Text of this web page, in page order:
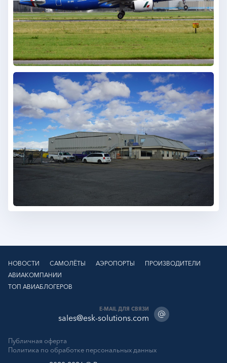
Публичная оферта
Политика по обработке персональных данных
НОВОСТИ САМОЛЁТЫ АЭРОПОРТЫ
ПРОИЗВОДИТЕЛИ
АВИАКОМПАНИИ
ТОП АВИАБЛОГЕРОВ
E-MAIL ДЛЯ СВЯЗИ
sales@esk-solutions.com